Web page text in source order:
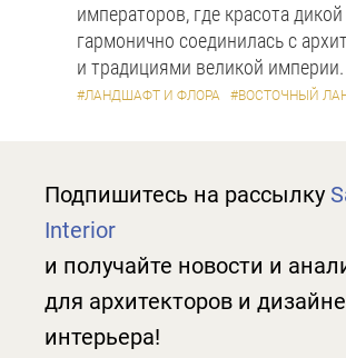
императоров, где красота
гармонично соединилась с
и традициями великой империи.
#ЛАНДШАФТ И ФЛОРА #ВОСТОЧНЫЙ
Подпишитесь на рассылку
Interior
и получайте новости и
для архитекторов и
интерьера!